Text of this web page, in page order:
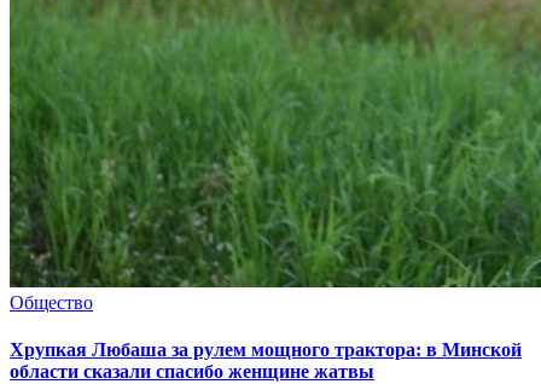
Общество
Хрупкая Любаша за рулем мощного трактора: в Минской
области сказали спасибо женщине жатвы